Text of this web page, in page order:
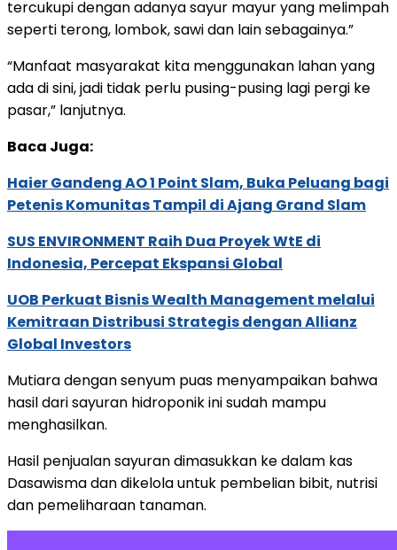
tercukupi dengan adanya sayur mayur yang melimpah
seperti terong, lombok, sawi dan lain sebagainya.”
“Manfaat masyarakat kita menggunakan lahan yang
ada di sini, jadi tidak perlu pusing-pusing lagi pergi ke
pasar,” lanjutnya.
Baca Juga:
Haier Gandeng AO 1 Point Slam, Buka Peluang bagi
Petenis Komunitas Tampil di Ajang Grand Slam
SUS ENVIRONMENT Raih Dua Proyek WtE di
Indonesia, Percepat Ekspansi Global
UOB Perkuat Bisnis Wealth Management melalui
Kemitraan Distribusi Strategis dengan Allianz
Global Investors
Mutiara dengan senyum puas menyampaikan bahwa
hasil dari sayuran hidroponik ini sudah mampu
menghasilkan.
Hasil penjualan sayuran dimasukkan ke dalam kas
Dasawisma dan dikelola untuk pembelian bibit, nutrisi
dan pemeliharaan tanaman.